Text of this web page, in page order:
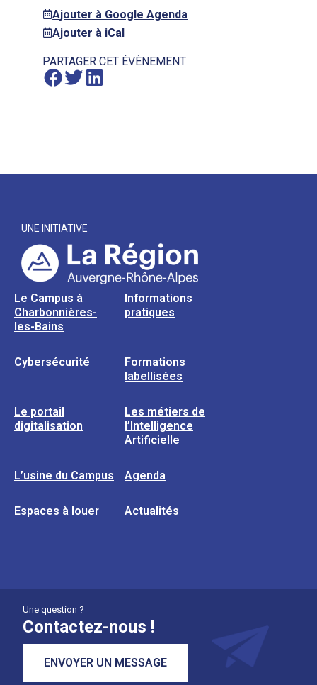
Ajouter à Google Agenda
Ajouter à iCal
PARTAGER CET ÉVÈNEMENT
UNE INITIATIVE
Le Campus à
Charbonnières-
les-Bains
Informations
pratiques
Cybersécurité
Formations
labellisées
Le portail
digitalisation
Les métiers de
l’Intelligence
Artificielle
L’usine du Campus Agenda
Espaces à louer Actualités
Une question ?
Contactez-nous !
ENVOYER UN MESSAGE